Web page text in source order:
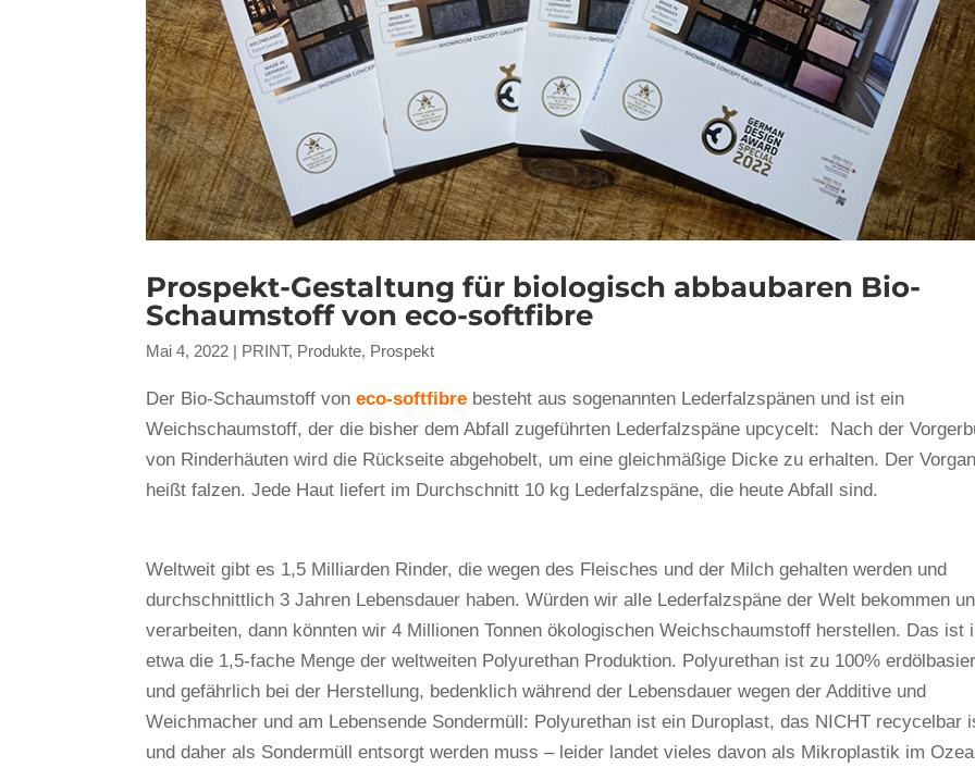
Prospekt-Gestaltung für biologisch abbaubaren Bio-
Schaumstoff von eco-softfibre
Mai 4, 2022 | PRINT, Produkte, Prospekt
Der Bio-Schaumstoff voneco-softfibre besteht aus sogenannten Lederfalzspänen und ist ein
Weichschaumstoff, der die bisher dem Abfall zugeführten Lederfalzspäne upcycelt: Nach der
von Rinderhäuten wird die Rückseite abgehobelt, um eine gleichmäßige Dicke zu erhalten. Der
heißt falzen. Jede Haut liefert im Durchschnitt 10 kg Lederfalzspäne, die heute Abfall sind.
Weltweit gibt es 1,5 Milliarden Rinder, die wegen des Fleisches und der Milch gehalten werden und
durchschnittlich 3 Jahren Lebensdauer haben. Würden wir alle Lederfalzspäne der Welt bekommen
verarbeiten, dann könnten wir 4 Millionen Tonnen ökologischen Weichschaumstoff herstellen. Das ist
etwa die 1,5-fache Menge der weltweiten Polyurethan Produktion. Polyurethan ist zu 100%
und gefährlich bei der Herstellung, bedenklich während der Lebensdauer wegen der Additive und
Weichmacher und am Lebensende Sondermüll: Polyurethan ist ein Duroplast, das NICHT recycelbar
und daher als Sondermüll entsorgt werden muss – leider landet vieles davon als Mikroplastik im